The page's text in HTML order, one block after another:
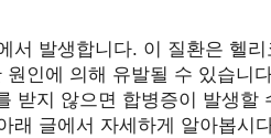
서 발생합니다. 이 질환은 헬리
인에 의해 유발될 수 있습니
받지 않으면 합병증이 발생할
래 글에서 자세하게 알아봅시